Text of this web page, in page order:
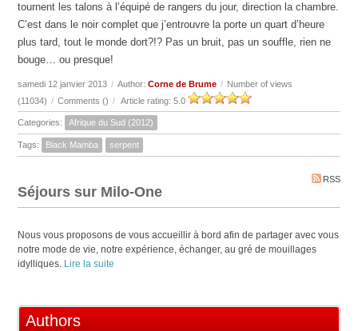
tournent les talons à l’équipé de rangers du jour, direction la chambre.
C’est dans le noir complet que j’entrouvre la porte un quart d’heure
plus tard, tout le monde dort?!? Pas un bruit, pas un souffle, rien ne
bouge… ou presque!
samedi 12 janvier 2013 / Author:Corne de Brume / Number of views
(11034) / Comments () / Article rating: 5.0
Categories: Afrique du Sud (2012)
Tags: Black Mamba serpent
RSS
Séjours sur Milo-One
Nous vous proposons de vous accueillir à bord afin de partager avec vous
notre mode de vie, notre expérience, échanger, au gré de mouillages
idylliques. Lire la suite
Authors